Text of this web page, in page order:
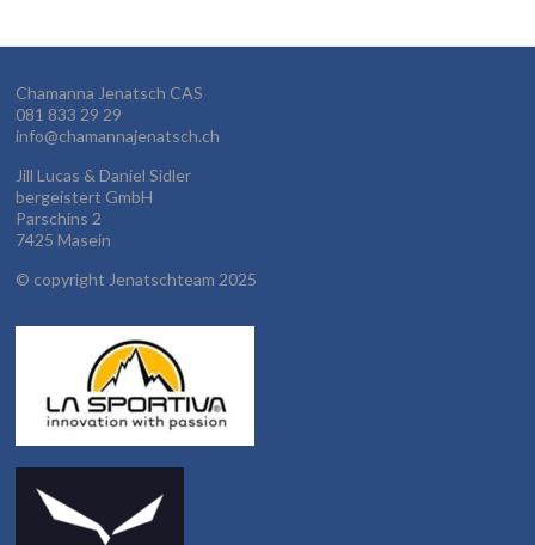
Chamanna Jenatsch CAS
081 833 29 29
info@chamannajenatsch.ch
Jill Lucas & Daniel Sidler
bergeistert GmbH
Parschins 2
7425 Masein
© copyright Jenatschteam 2025